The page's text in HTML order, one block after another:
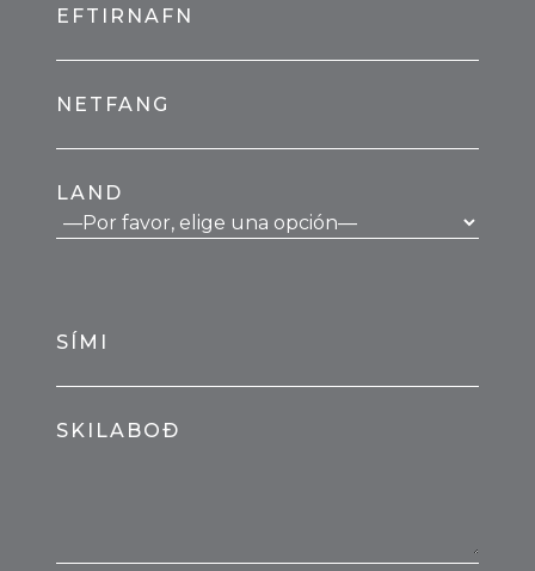
EFTIRNAFN
NETFANG
LAND
SÍMI
SKILABOÐ